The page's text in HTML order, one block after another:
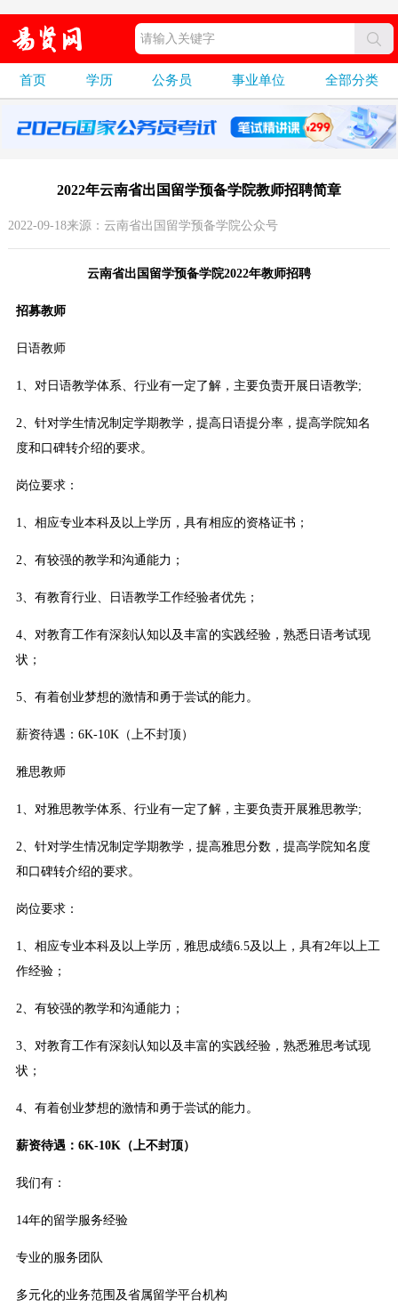
首页 学历 公务员 事业单位 全部分类
2022年云南省出国留学预备学院教师招聘简章
2022-09-18来源：云南省出国留学预备学院公众号
云南省出国留学预备学院2022年教师招聘
招募教师
日语教师
1、对日语教学体系、行业有一定了解，主要负责开展日语教学;
2、针对学生情况制定学期教学，提高日语提分率，提高学院知名
度和口碑转介绍的要求。
岗位要求：
1、相应专业本科及以上学历，具有相应的资格证书；
2、有较强的教学和沟通能力；
3、有教育行业、日语教学工作经验者优先；
4、对教育工作有深刻认知以及丰富的实践经验，熟悉日语考试现
状；
5、有着创业梦想的激情和勇于尝试的能力。
薪资待遇：6K-10K（上不封顶）
雅思教师
1、对雅思教学体系、行业有一定了解，主要负责开展雅思教学;
2、针对学生情况制定学期教学，提高雅思分数，提高学院知名度
和口碑转介绍的要求。
岗位要求：
1、相应专业本科及以上学历，雅思成绩6.5及以上，具有2年以上工
作经验；
2、有较强的教学和沟通能力；
3、对教育工作有深刻认知以及丰富的实践经验，熟悉雅思考试现
状；
4、有着创业梦想的激情和勇于尝试的能力。
薪资待遇：6K-10K（上不封顶）
我们有：
14年的留学服务经验
专业的服务团队
多元化的业务范围及省属留学平台机构